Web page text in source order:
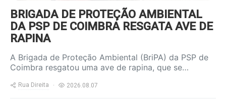
BRIGADA DE PROTEÇÃO AMBIENTAL
DA PSP DE COIMBRA RESGATA AVE DE
RAPINA
A Brigada de Proteção Ambiental (BriPA) da PSP de
Coimbra resgatou uma ave de rapina, que se…
Rua Direita 2026.08.07